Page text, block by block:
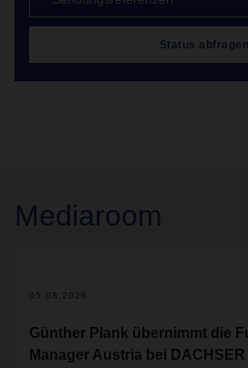
Status abfragen
Mediaroom
05.08.2026
Günther Plank übernimmt die
Manager Austria bei DACHSER